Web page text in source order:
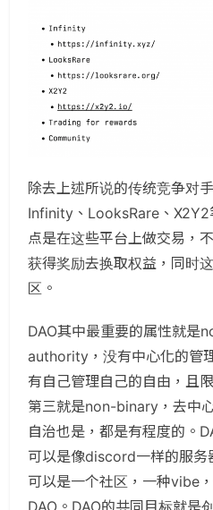
除去上述所说的传统竞争对
Infinity、LooksRare、
点是在这些平台上做交易，
获得奖励去换取权益，同时
区。
DAO其中最重要的属性就是
authority，没有中心化的管
有自己管理自己的自由，且
第三就是non-binary，去中
自治也是，都是有程度的。
可以是像discord一样的服务
可以是一个社区，一种vibe
DAO。DAO的共同目标就是